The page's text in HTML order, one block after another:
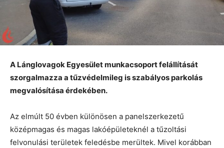
A Lánglovagok Egyesület munkacsoport felállítását
szorgalmazza a tűzvédelmileg is szabályos parkolás
megvalósítása érdekében.
Az elmúlt 50 évben különösen a panelszerkezetű
középmagas és magas lakóépületeknél a tűzoltási
felvonulási területek feledésbe merültek. Mivel korábban